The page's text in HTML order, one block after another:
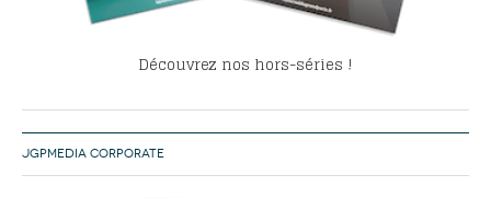
Découvrez nos hors-séries !
JGPMEDIA CORPORATE